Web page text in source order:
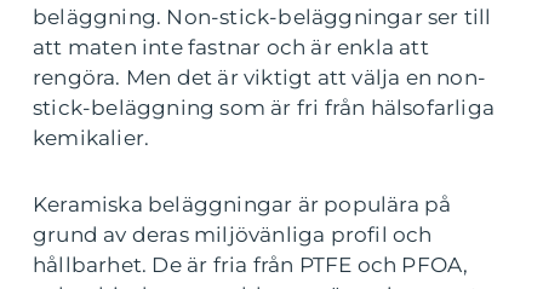
beläggning. Non-stick-beläggningar ser till
att maten inte fastnar och är enkla att
rengöra. Men det är viktigt att välja en non-
stick-beläggning som är fri från hälsofarliga
kemikalier.
Keramiska beläggningar är populära på
grund av deras miljövänliga profil och
hållbarhet. De är fria från PTFE och PFOA,